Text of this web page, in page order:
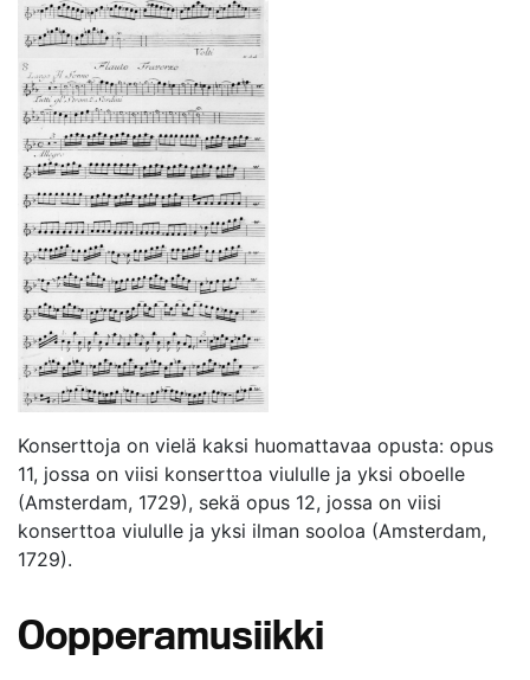
Konserttoja on vielä kaksi huomattavaa opusta: opus
11, jossa on viisi konserttoa viululle ja yksi oboelle
(Amsterdam, 1729), sekä opus 12, jossa on viisi
konserttoa viululle ja yksi ilman sooloa (Amsterdam,
1729).
Oopperamusiikki